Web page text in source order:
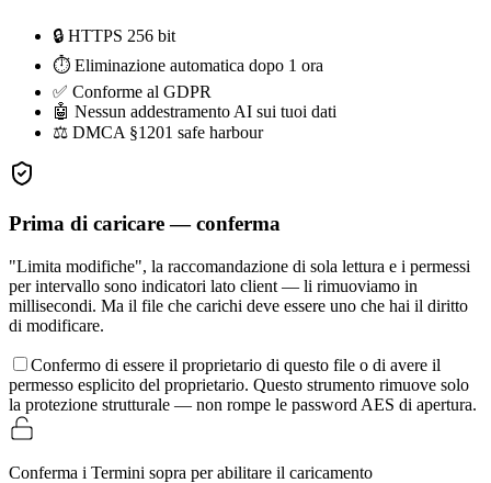
🔒 HTTPS 256 bit
⏱ Eliminazione automatica dopo 1 ora
✅ Conforme al GDPR
🤖 Nessun addestramento AI sui tuoi dati
⚖ DMCA §1201 safe harbour
Prima di caricare — conferma
"Limita modifiche", la raccomandazione di sola lettura e i permessi
per intervallo sono indicatori lato client — li rimuoviamo in
millisecondi. Ma il file che carichi deve essere uno che hai il diritto
di modificare.
Confermo di essere il proprietario di questo file o di avere il
permesso esplicito del proprietario. Questo strumento rimuove solo
la protezione strutturale — non rompe le password AES di apertura.
Conferma i Termini sopra per abilitare il caricamento